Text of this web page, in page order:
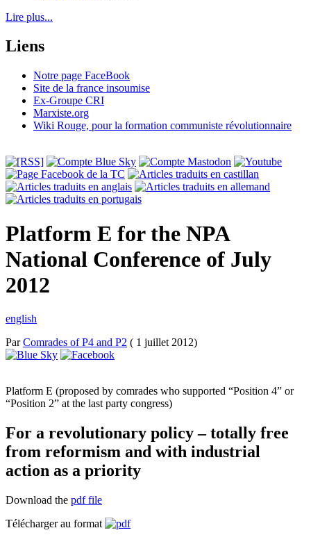
Lire plus...
Liens
Notre page FaceBook
Site de la france insoumise
Ex-Groupe CRI
Marxiste.org
Wiki Rouge, pour la formation communiste révolutionnaire
Platform E for the NPA
National Conference of July
2012
english
ParComrades of P4 and P2 ( 1 juillet 2012)
Platform E (proposed by comrades who supported “Position 4” or
“Position 2” at the last party congress)
For a revolutionary policy – totally free
from reformism and with industrial
action as a priority
Download the pdf file
Télécharger au format